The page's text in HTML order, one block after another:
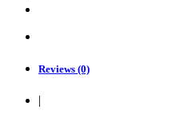
Reviews (0)